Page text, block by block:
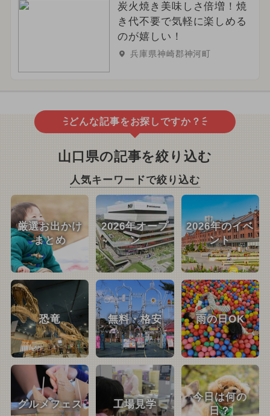
炭火焼き美味しさ倍増！焼
き代不要で気軽に楽しめる
のが嬉しい！
兵庫県神崎郡神河町
どんな記事をお探しですか？
山口県の記事を絞り込む
人気キーワードで絞り込む
厳選お出かけ
まとめ
2026年オープ
ン
2026年のイベ
ント
恐竜 無料・格安 雨の日OK
グルメフェス 工場見学
今日は何の
日？